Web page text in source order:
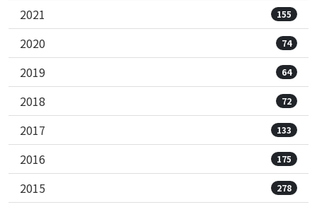
2021 155
2020 74
2019 64
2018 72
2017 133
2016 175
2015 278